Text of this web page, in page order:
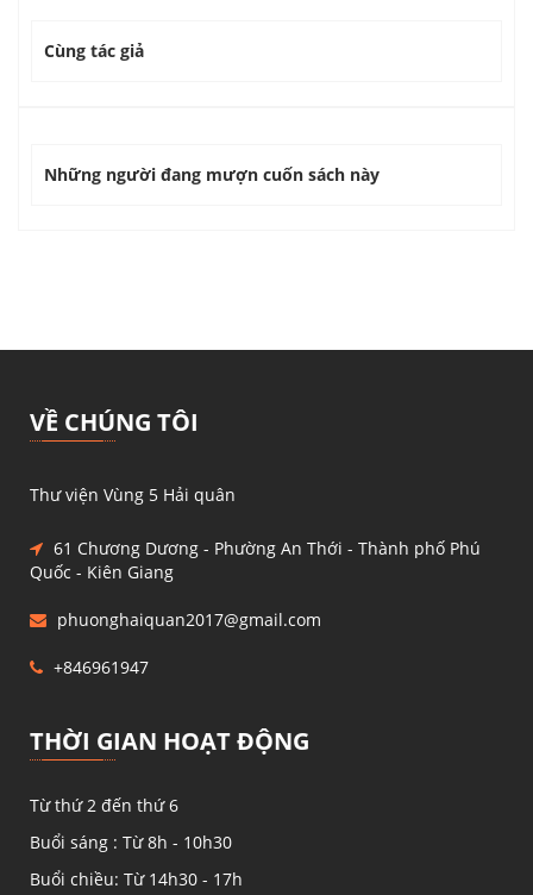
Cùng tác giả
Những người đang mượn cuốn sách này
VỀ CHÚNG TÔI
Thư viện Vùng 5 Hải quân
61 Chương Dương - Phường An Thới - Thành phố Phú
Quốc - Kiên Giang
phuonghaiquan2017@gmail.com
+846961947
THỜI GIAN HOẠT ĐỘNG
Từ thứ 2 đến thứ 6
Buổi sáng : Từ 8h - 10h30
Buổi chiều: Từ 14h30 - 17h